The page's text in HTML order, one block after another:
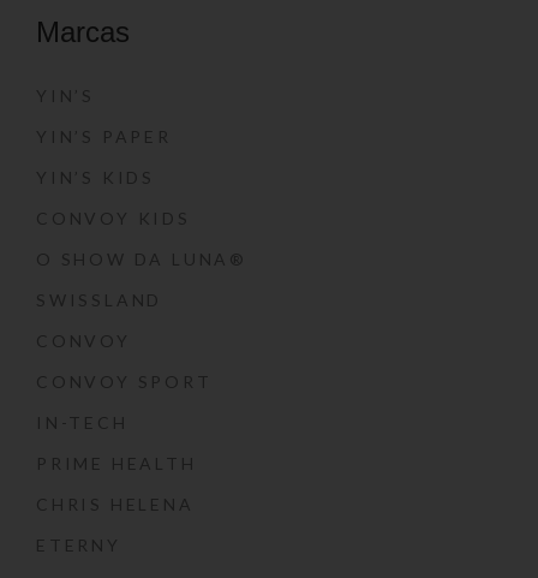
Marcas
YIN’S
YIN’S PAPER
YIN’S KIDS
CONVOY KIDS
O SHOW DA LUNA®
SWISSLAND
CONVOY
CONVOY SPORT
IN-TECH
PRIME HEALTH
CHRIS HELENA
ETERNY